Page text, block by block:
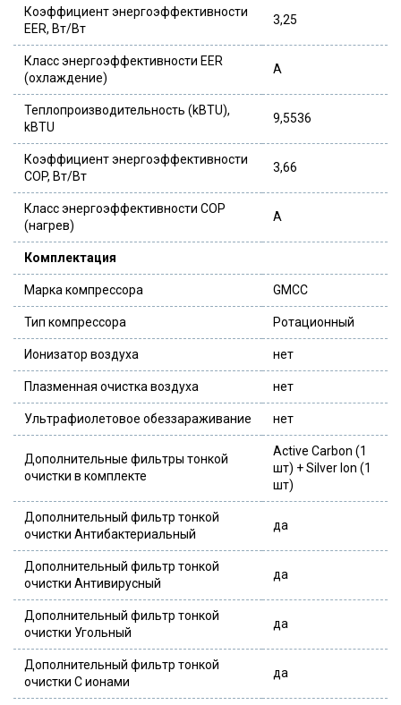
Коэффициент энергоэффективности
EER, Вт/Вт
3,25
Класс энергоэффективности EER
(охлаждение)
A
Теплопроизводительность (kBTU),
kBTU
9,5536
Коэффициент энергоэффективности
COP, Вт/Вт
3,66
Класс энергоэффективности COP
(нагрев)
A
Комплектация
Марка компрессора GMCC
Тип компрессора Ротационный
Ионизатор воздуха нет
Плазменная очистка воздуха нет
Ультрафиолетовое обеззараживание нет
Дополнительные фильтры тонкой
очистки в комплекте
Active Carbon (1
шт) + Silver Ion (1
шт)
Дополнительный фильтр тонкой
очистки Антибактериальный
да
Дополнительный фильтр тонкой
очистки Антивирусный
да
Дополнительный фильтр тонкой
очистки Угольный
да
Дополнительный фильтр тонкой
очистки С ионами
да